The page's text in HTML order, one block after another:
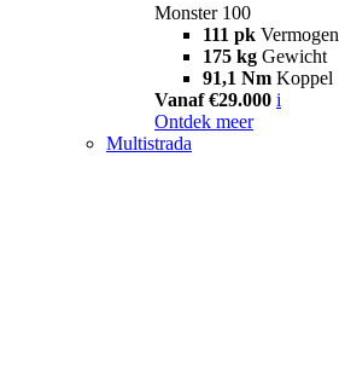
Monster 100
111 pk Vermogen
175 kg Gewicht
91,1 Nm Koppel
Vanaf €29.000 i
Ontdek meer
Multistrada